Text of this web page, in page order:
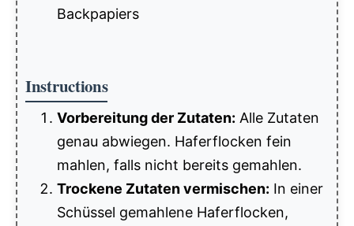
Backpapiers
Instructions
Vorbereitung der Zutaten: Alle Zutaten
genau abwiegen. Haferflocken fein
mahlen, falls nicht bereits gemahlen.
Trockene Zutaten vermischen: In einer
Schüssel gemahlene Haferflocken,